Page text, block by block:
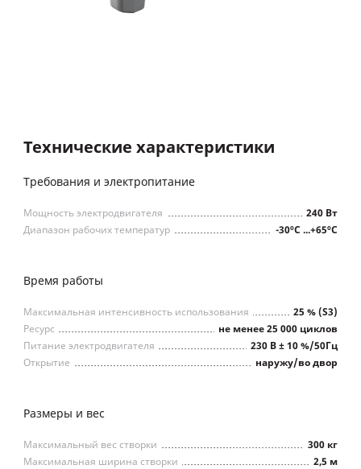
Технические характеристики
Требования и электропитание
240 Вт
Мощность электродвигателя
-30ºС ...+65ºС
Диапазон рабочих температур
Время работы
25 % (S3)
Максимальная интенсивность использования
не менее 25 000 циклов
Ресурс
230 В ± 10 %/50Гц
Питание электродвигателя
наружу/во двор
Открытие
Размеры и вес
300 кг
Максимальный вес створки
2,5 м
Максимальная ширина створки